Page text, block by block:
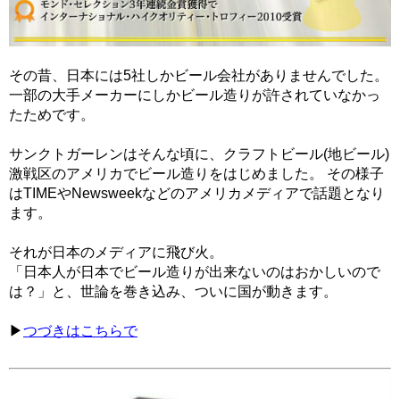
その昔、日本には5社しかビール会社がありませんでした。
一部の大手メーカーにしかビール造りが許されていなかっ
たためです。
サンクトガーレンはそんな頃に、クラフトビール(地ビール)
激戦区のアメリカでビール造りをはじめました。 その様子
はTIMEやNewsweekなどのアメリカメディアで話題となり
ます。
それが日本のメディアに飛び火。
「日本人が日本でビール造りが出来ないのはおかしいので
は？」と、世論を巻き込み、ついに国が動きます。
▶つづきはこちらで